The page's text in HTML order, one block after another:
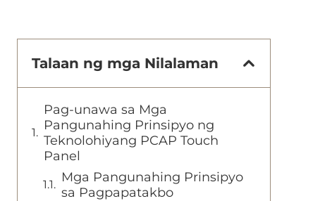
Talaan ng mga Nilalaman
Pag-unawa sa Mga
Pangunahing Prinsipyo ng
Teknolohiyang PCAP Touch
Panel
Mga Pangunahing Prinsipyo
sa Pagpapatakbo